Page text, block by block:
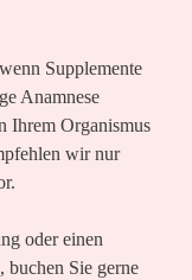
Supplemente
Anamnese
Ihrem Organismus
wir nur
oder einen
Sie gerne